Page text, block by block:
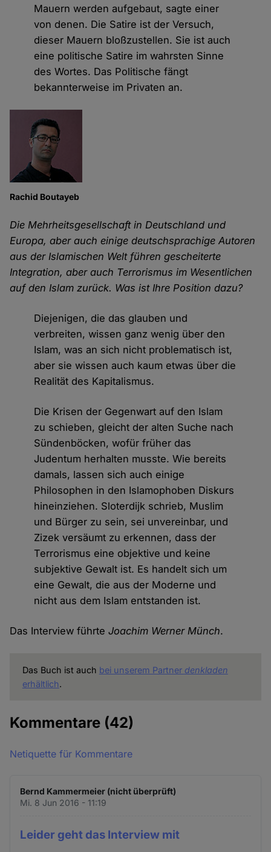
Mauern werden aufgebaut, sagte einer
von denen. Die Satire ist der Versuch,
dieser Mauern bloßzustellen. Sie ist auch
eine politische Satire im wahrsten Sinne
des Wortes. Das Politische fängt
bekannterweise im Privaten an.
Rachid Boutayeb
Die Mehrheitsgesellschaft in Deutschland und
Europa, aber auch einige deutschsprachige Autoren
aus der Islamischen Welt führen gescheiterte
Integration, aber auch Terrorismus im Wesentlichen
auf den Islam zurück. Was ist Ihre Position dazu?
Diejenigen, die das glauben und
verbreiten, wissen ganz wenig über den
Islam, was an sich nicht problematisch ist,
aber sie wissen auch kaum etwas über die
Realität des Kapitalismus.
Die Krisen der Gegenwart auf den Islam
zu schieben, gleicht der alten Suche nach
Sündenböcken, wofür früher das
Judentum herhalten musste. Wie bereits
damals, lassen sich auch einige
Philosophen in den Islamophoben Diskurs
hineinziehen. Sloterdijk schrieb, Muslim
und Bürger zu sein, sei unvereinbar, und
Zizek versäumt zu erkennen, dass der
Terrorismus eine objektive und keine
subjektive Gewalt ist. Es handelt sich um
eine Gewalt, die aus der Moderne und
nicht aus dem Islam entstanden ist.
Das Interview führteJoachim Werner Münch.
Das Buch ist auch bei unserem Partner denkladen
erhältlich.
Kommentare (42)
Netiquette für Kommentare
Bernd Kammermeier (nicht überprüft)
Mi. 8 Jun 2016 - 11:19
Leider geht das Interview mit